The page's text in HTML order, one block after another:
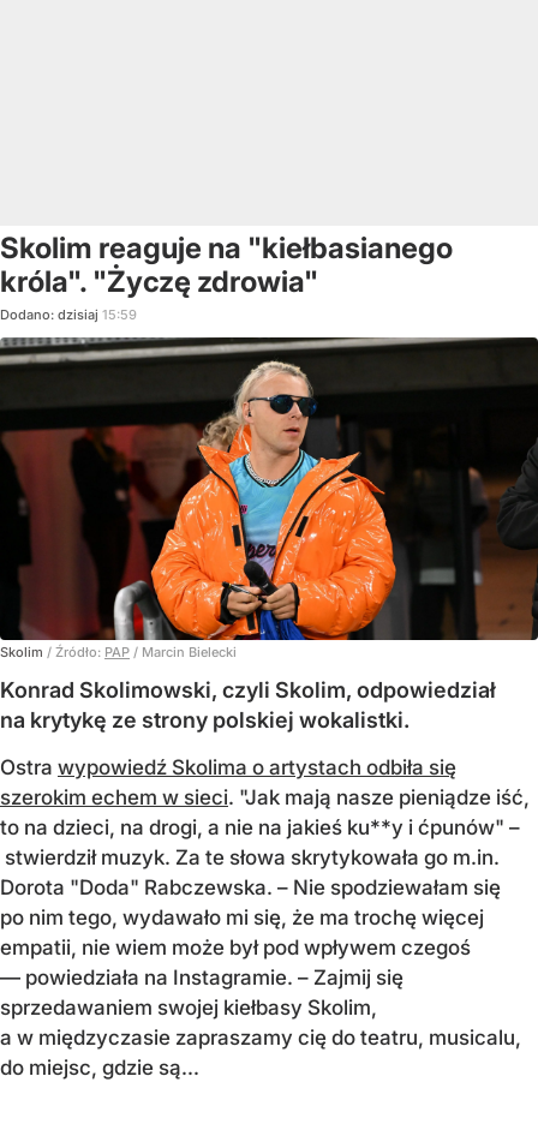
Skolim reaguje na "kiełbasianego
króla". "Życzę zdrowia"
Dodano: dzisiaj 15:59
Skolim / Źródło: PAP / Marcin Bielecki
Konrad Skolimowski, czyli Skolim, odpowiedział
na krytykę ze strony polskiej wokalistki.
Ostra wypowiedź Skolima o artystach odbiła się
szerokim echem w sieci. "Jak mają nasze pieniądze iść,
to na dzieci, na drogi, a nie na jakieś ku**y i ćpunów" –
stwierdził muzyk. Za te słowa skrytykowała go m.in.
Dorota "Doda" Rabczewska. – Nie spodziewałam się
po nim tego, wydawało mi się, że ma trochę więcej
empatii, nie wiem może był pod wpływem czegoś
— powiedziała na Instagramie. – Zajmij się
sprzedawaniem swojej kiełbasy Skolim,
a w międzyczasie zapraszamy cię do teatru, musicalu,
do miejsc, gdzie są...